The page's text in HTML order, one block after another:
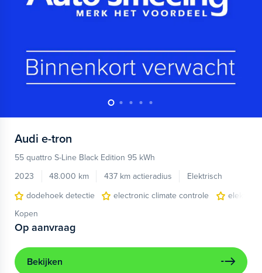
Audi e-tron
55 quattro S-Line Black Edition 95 kWh
2023
48.000 km 437 km actieradius
Elektrisch
dodehoek detectie
electronic climate controle
Kopen
Op aanvraag
Bekijken